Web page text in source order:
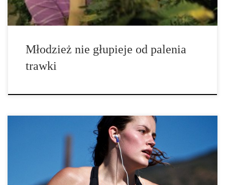
Młodzież nie głupieje od palenia
trawki
Naukowcy nadali nowe znaczenie terminowi „haj biegacza”. Nowe
odkrycia sugerują, że ćwiczenia fizyczne mogą aktywować te same